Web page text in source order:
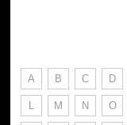
A B C D
L M N O